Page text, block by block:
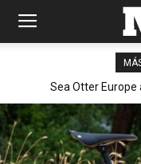
Sea Otter Europe
Festival MTB: un